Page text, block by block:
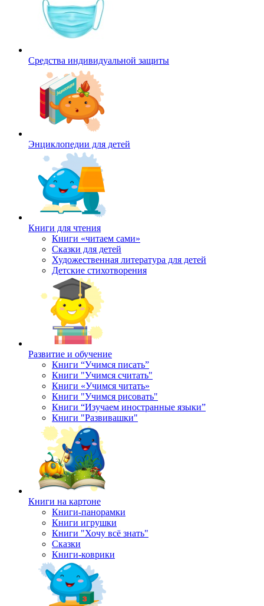
Средства индивидуальной защиты
Энциклопедии для детей
Книги для чтения
Книги «читаем сами»
Сказки для детей
Художественная литература для детей
Детские стихотворения
Развитие и обучение
Книги “Учимся писать”
Книги "Учимся считать"
Книги «Учимся читать»
Книги "Учимся рисовать"
Книги “Изучаем иностранные языки”
Книги "Развивашки"
Книги на картоне
Книги-панорамки
Книги игрушки
Книги "Хочу всё знать"
Сказки
Книги-коврики